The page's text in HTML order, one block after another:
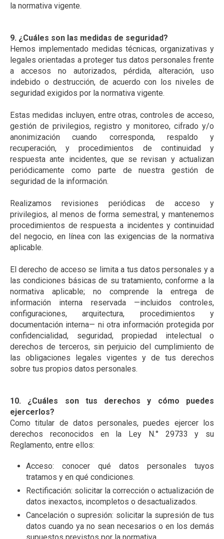
la normativa vigente.
9. ¿Cuáles son las medidas de seguridad?
Hemos implementado medidas técnicas, organizativas y
legales orientadas a proteger tus datos personales frente
a accesos no autorizados, pérdida, alteración, uso
indebido o destrucción, de acuerdo con los niveles de
seguridad exigidos por la normativa vigente.
Estas medidas incluyen, entre otras, controles de acceso,
gestión de privilegios, registro y monitoreo, cifrado y/o
anonimización cuando corresponda, respaldo y
recuperación, y procedimientos de continuidad y
respuesta ante incidentes, que se revisan y actualizan
periódicamente como parte de nuestra gestión de
seguridad de la información.
Realizamos revisiones periódicas de acceso y
privilegios, al menos de forma semestral, y mantenemos
procedimientos de respuesta a incidentes y continuidad
del negocio, en línea con las exigencias de la normativa
aplicable.
El derecho de acceso se limita a tus datos personales y a
las condiciones básicas de su tratamiento, conforme a la
normativa aplicable; no comprende la entrega de
información interna reservada —incluidos controles,
configuraciones, arquitectura, procedimientos y
documentación interna— ni otra información protegida por
confidencialidad, seguridad, propiedad intelectual o
derechos de terceros, sin perjuicio del cumplimiento de
las obligaciones legales vigentes y de tus derechos
sobre tus propios datos personales.
10. ¿Cuáles son tus derechos y cómo puedes
ejercerlos?
Como titular de datos personales, puedes ejercer los
derechos reconocidos en la Ley N.° 29733 y su
Reglamento, entre ellos:
Acceso: conocer qué datos personales tuyos
tratamos y en qué condiciones.
Rectificación: solicitar la corrección o actualización de
datos inexactos, incompletos o desactualizados.
Cancelación o supresión: solicitar la supresión de tus
datos cuando ya no sean necesarios o en los demás